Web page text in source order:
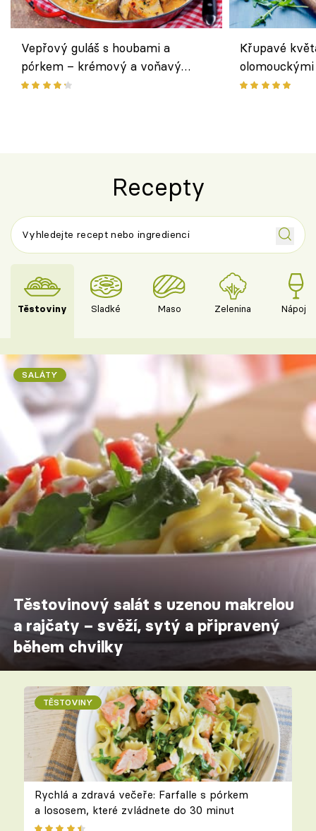
Vepřový guláš s houbami a
pórkem – krémový a voňavý
pokrm z jednoho hrnce
Křupavé
bezlepkový
Recepty
Těstoviny Sladké Maso Zelenina Nápoje
SALÁTY
Těstovinový salát s uzenou makrelou
a rajčaty – svěží, sytý a připravený
během chvilky
TĚSTOVINY
Rychlá a zdravá večeře: Farfalle s pórkem
a lososem, které zvládnete do 30 minut